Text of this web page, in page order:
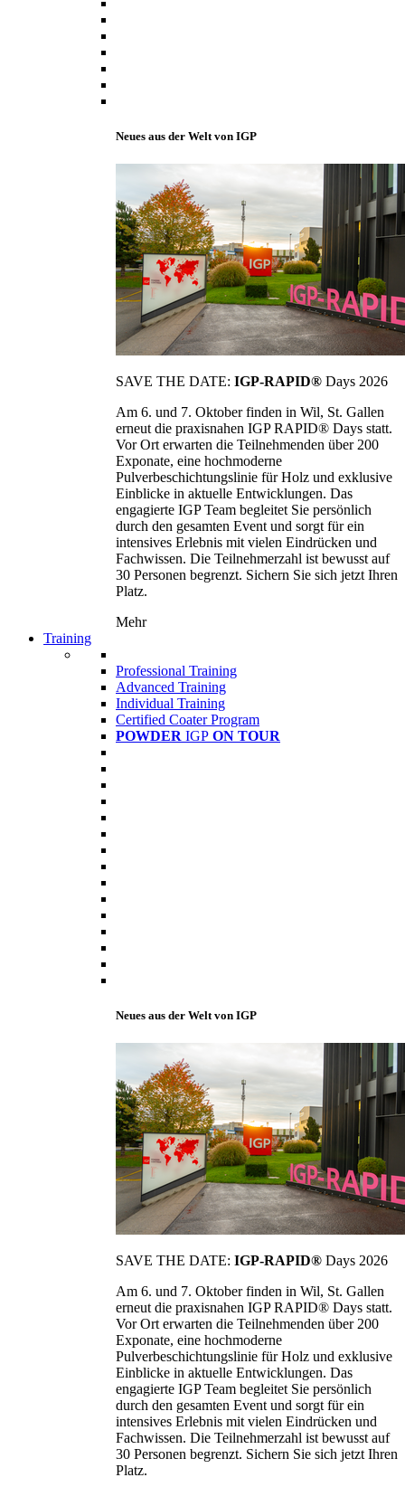
Neues aus der Welt von IGP
SAVE THE DATE: IGP-RAPID® Days 2026
Am 6. und 7. Oktober finden in Wil, St. Gallen
erneut die praxisnahen IGP RAPID® Days statt.
Vor Ort erwarten die Teilnehmenden über 200
Exponate, eine hochmoderne
Pulverbeschichtungslinie für Holz und exklusive
Einblicke in aktuelle Entwicklungen. Das
engagierte IGP Team begleitet Sie persönlich
durch den gesamten Event und sorgt für ein
intensives Erlebnis mit vielen Eindrücken und
Fachwissen. Die Teilnehmerzahl ist bewusst auf
30 Personen begrenzt. Sichern Sie sich jetzt Ihren
Platz.
Mehr
Training
Professional Training
Advanced Training
Individual Training
Certified Coater Program
POWDER IGP ON TOUR
Neues aus der Welt von IGP
SAVE THE DATE: IGP-RAPID® Days 2026
Am 6. und 7. Oktober finden in Wil, St. Gallen
erneut die praxisnahen IGP RAPID® Days statt.
Vor Ort erwarten die Teilnehmenden über 200
Exponate, eine hochmoderne
Pulverbeschichtungslinie für Holz und exklusive
Einblicke in aktuelle Entwicklungen. Das
engagierte IGP Team begleitet Sie persönlich
durch den gesamten Event und sorgt für ein
intensives Erlebnis mit vielen Eindrücken und
Fachwissen. Die Teilnehmerzahl ist bewusst auf
30 Personen begrenzt. Sichern Sie sich jetzt Ihren
Platz.